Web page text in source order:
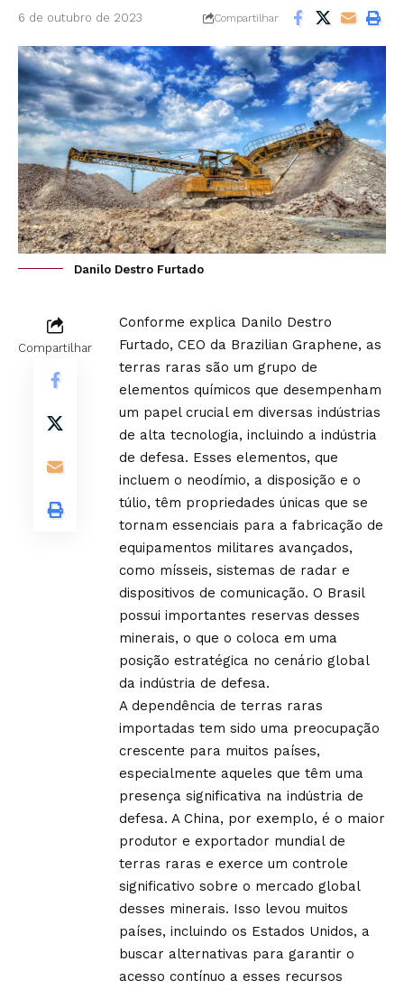
6 de outubro de 2023 Compartilhar
Danilo Destro Furtado
Compartilhar
Conforme explica Danilo Destro
Furtado, CEO da Brazilian Graphene, as
terras raras são um grupo de
elementos químicos que desempenham
um papel crucial em diversas indústrias
de alta tecnologia, incluindo a indústria
de defesa. Esses elementos, que
incluem o neodímio, a disposição e o
túlio, têm propriedades únicas que se
tornam essenciais para a fabricação de
equipamentos militares avançados,
como mísseis, sistemas de radar e
dispositivos de comunicação. O Brasil
possui importantes reservas desses
minerais, o que o coloca em uma
posição estratégica no cenário global
da indústria de defesa.
A dependência de terras raras
importadas tem sido uma preocupação
crescente para muitos países,
especialmente aqueles que têm uma
presença significativa na indústria de
defesa. A China, por exemplo, é o maior
produtor e exportador mundial de
terras raras e exerce um controle
significativo sobre o mercado global
desses minerais. Isso levou muitos
países, incluindo os Estados Unidos, a
buscar alternativas para garantir o
acesso contínuo a esses recursos